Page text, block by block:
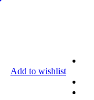
Add to wishlist